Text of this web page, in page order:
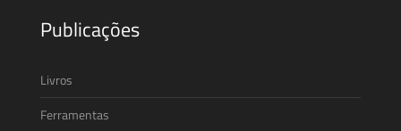
Publicações
Livros
Ferramentas